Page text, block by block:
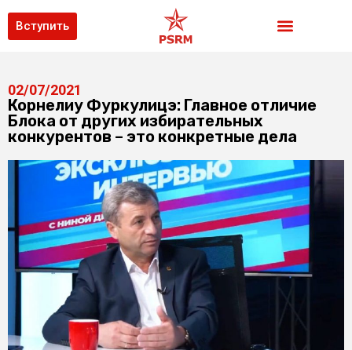
Вступить
02/07/2021
Корнелиу Фуркулицэ: Главное отличие
Блока от других избирательных
конкурентов – это конкретные дела